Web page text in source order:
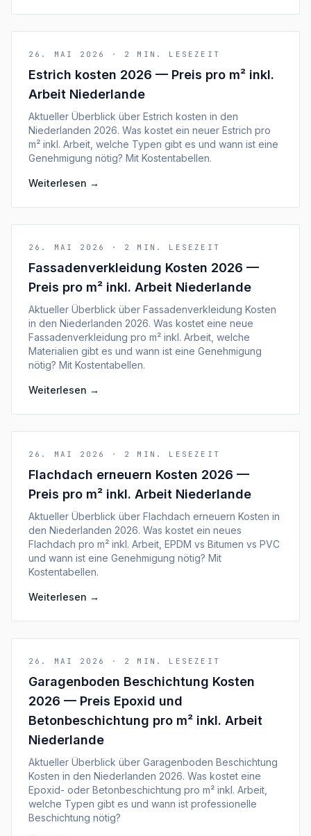
26. MAI 2026 · 2 MIN. LESEZEIT
Estrich kosten 2026 — Preis pro m² inkl.
Arbeit Niederlande
Aktueller Überblick über Estrich kosten in den
Niederlanden 2026. Was kostet ein neuer Estrich pro
m² inkl. Arbeit, welche Typen gibt es und wann ist eine
Genehmigung nötig? Mit Kostentabellen.
Weiterlesen →
26. MAI 2026 · 2 MIN. LESEZEIT
Fassadenverkleidung Kosten 2026 —
Preis pro m² inkl. Arbeit Niederlande
Aktueller Überblick über Fassadenverkleidung Kosten
in den Niederlanden 2026. Was kostet eine neue
Fassadenverkleidung pro m² inkl. Arbeit, welche
Materialien gibt es und wann ist eine Genehmigung
nötig? Mit Kostentabellen.
Weiterlesen →
26. MAI 2026 · 2 MIN. LESEZEIT
Flachdach erneuern Kosten 2026 —
Preis pro m² inkl. Arbeit Niederlande
Aktueller Überblick über Flachdach erneuern Kosten in
den Niederlanden 2026. Was kostet ein neues
Flachdach pro m² inkl. Arbeit, EPDM vs Bitumen vs PVC
und wann ist eine Genehmigung nötig? Mit
Kostentabellen.
Weiterlesen →
26. MAI 2026 · 2 MIN. LESEZEIT
Garagenboden Beschichtung Kosten
2026 — Preis Epoxid und
Betonbeschichtung pro m² inkl. Arbeit
Niederlande
Aktueller Überblick über Garagenboden Beschichtung
Kosten in den Niederlanden 2026. Was kostet eine
Epoxid- oder Betonbeschichtung pro m² inkl. Arbeit,
welche Typen gibt es und wann ist professionelle
Beschichtung nötig?